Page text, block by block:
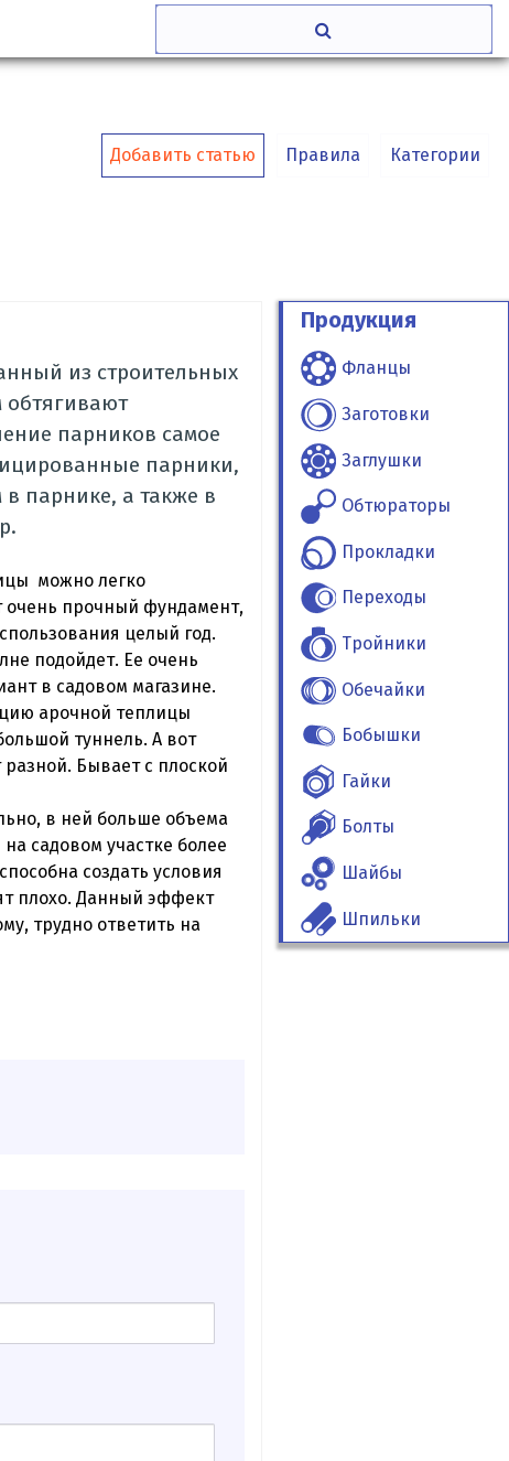
Добавить статью Правила Категории
из строительных
парников самое
парники,
парнике, а также в
можно легко
очень прочный фундамент,
целый год.
подойдет. Ее очень
в садовом магазине.
арочной теплицы
туннель. А вот
Бывает с плоской
в ней больше объема
садовом участке более
создать условия
плохо. Данный эффект
трудно ответить на
Продукция
Фланцы
Заготовки
Заглушки
Обтюраторы
Прокладки
Переходы
Тройники
Обечайки
Бобышки
Гайки
Болты
Шайбы
Шпильки